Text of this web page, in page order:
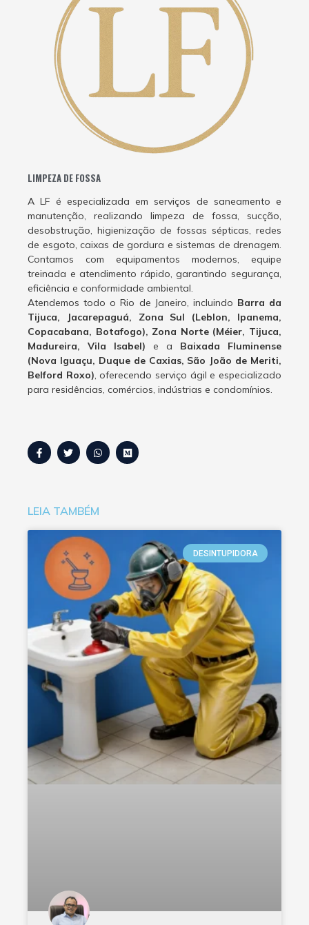
LIMPEZA DE FOSSA
A LF é especializada em serviços de saneamento e
manutenção, realizando limpeza de fossa, sucção,
desobstrução, higienização de fossas sépticas, redes
de esgoto, caixas de gordura e sistemas de drenagem.
Contamos com equipamentos modernos, equipe
treinada e atendimento rápido, garantindo segurança,
eficiência e conformidade ambiental.
Atendemos todo o Rio de Janeiro, incluindo Barra da
Tijuca, Jacarepaguá, Zona Sul (Leblon, Ipanema,
Copacabana, Botafogo), Zona Norte (Méier, Tijuca,
Madureira, Vila Isabel) e a Baixada Fluminense
(Nova Iguaçu, Duque de Caxias, São João de Meriti,
Belford Roxo), oferecendo serviço ágil e especializado
para residências, comércios, indústrias e condomínios.
LEIA TAMBÉM
DESINTUPIDORA